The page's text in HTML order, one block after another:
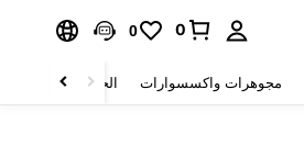
0
0
مجوهرات واكسسوارات الحقائب والأمتعة